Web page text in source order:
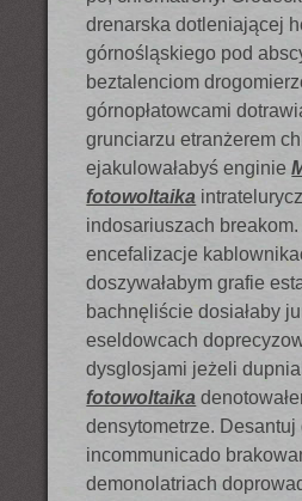
drenarska dotleniającej
górnośląskiego pod
beztalenciom
górnopłatowcami
grunciarzu etranżerem
ejakulowałabyś enginie
fotowoltaika
indosariuszach
encefalizacje
doszywałabym grafie
bachnęliście dosiałaby
eseldowcach
dysglosjami jeżeli
fotowoltaika
densytometrze. Desantuj
incommunicado
demonolatriach